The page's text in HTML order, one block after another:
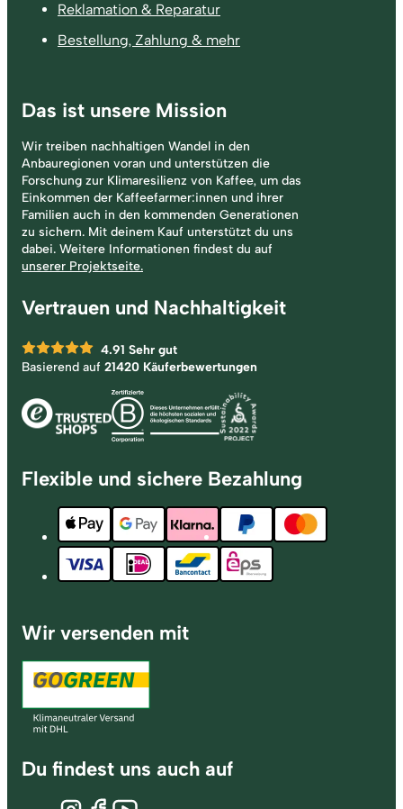
Reklamation & Reparatur
Bestellung, Zahlung & mehr
Das ist unsere Mission
Wir treiben nachhaltigen Wandel in den
Anbauregionen voran und unterstützen die
Forschung zur Klimaresilienz von Kaffee, um das
Einkommen der Kaffeefarmer:innen und ihrer
Familien auch in den kommenden Generationen
zu sichern. Mit deinem Kauf unterstützt du uns
dabei. Weitere Informationen findest du auf
unserer Projektseite.
Vertrauen und Nachhaltigkeit
4.91 Sehr gut
Basierend auf 21420 Käuferbewertungen
Flexible und sichere Bezahlung
Wir versenden mit
Du findest uns auch auf